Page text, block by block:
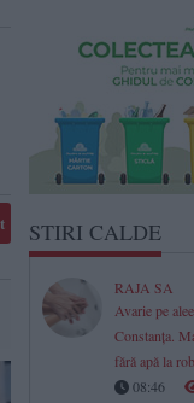
STIRI CALDE
RAJA SA
Avarie pe
Constanța.
fără apă la
08:46